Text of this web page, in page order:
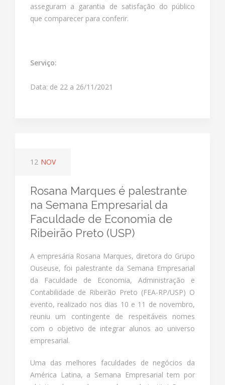
asseguram a garantia de satisfação do público
que comparecer para conferir.
Serviço:
Data: de 22 a 26/11/2021
12 NOV
Rosana Marques é palestrante
na Semana Empresarial da
Faculdade de Economia de
Ribeirão Preto (USP)
A empresária Rosana Marques, diretora do Grupo
Ouseuse, foi palestrante da Semana Empresarial
da Faculdade de Economia, Administração e
Contabilidade de Ribeirão Preto (FEA-RP/USP) O
evento, realizado nos dias 10 e 11 de novembro,
reuniu um contingente de respeitáveis nomes
com o objetivo de integrar alunos ao universo
empresarial.
Uma das melhores faculdades de negócios da
América Latina, a Semana Empresarial tem por